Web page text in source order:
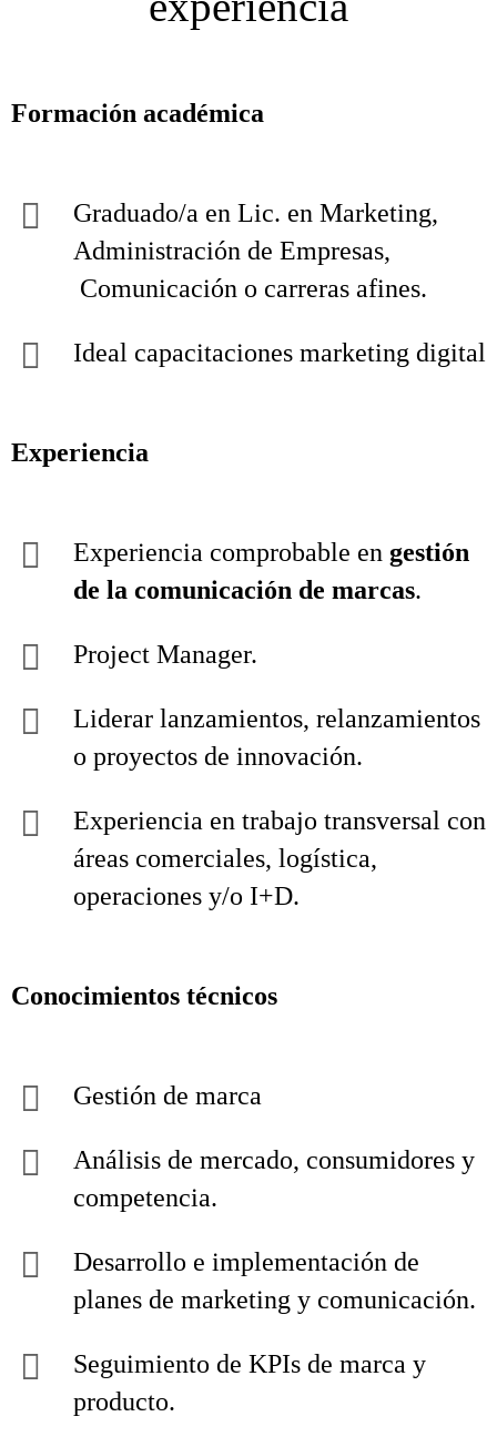
Formación académica
Graduado/a en Lic. en Marketing,
Administración de Empresas,
Comunicación o carreras afines.
Ideal capacitaciones marketing digital
Experiencia
Experiencia comprobable en gestión
de la comunicación de marcas.
Project Manager.
Liderar lanzamientos, relanzamientos
o proyectos de innovación.
Experiencia en trabajo transversal con
áreas comerciales, logística,
operaciones y/o I+D.
Conocimientos técnicos
Gestión de marca
Análisis de mercado, consumidores y
competencia.
Desarrollo e implementación de
planes de marketing y comunicación.
Seguimiento de KPIs de marca y
producto.